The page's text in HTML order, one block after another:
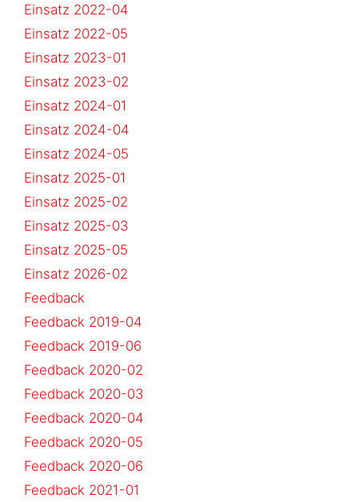
Einsatz 2022-04
Einsatz 2022-05
Einsatz 2023-01
Einsatz 2023-02
Einsatz 2024-01
Einsatz 2024-04
Einsatz 2024-05
Einsatz 2025-01
Einsatz 2025-02
Einsatz 2025-03
Einsatz 2025-05
Einsatz 2026-02
Feedback
Feedback 2019-04
Feedback 2019-06
Feedback 2020-02
Feedback 2020-03
Feedback 2020-04
Feedback 2020-05
Feedback 2020-06
Feedback 2021-01